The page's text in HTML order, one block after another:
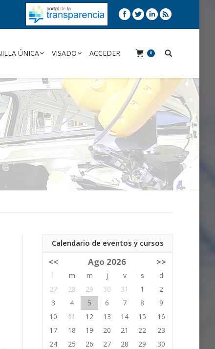
ÚNICA VISADO ACCEDER 0
Calendario de eventos y cursos
<< Ago 2026 >>
l m m j v s
d
27
28 29 30 31 1
2
3
4 5 6 7 8
9
10
11 12 13 14 15
16
17
18 19 20 21 22
23
24
25 26 27 28 29
30